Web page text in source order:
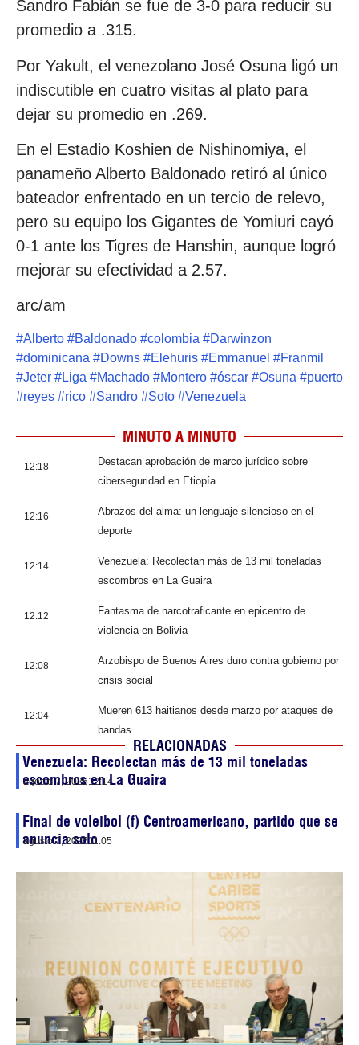
Sandro Fabián se fue de 3-0 para reducir su
promedio a .315.
Por Yakult, el venezolano José Osuna ligó un
indiscutible en cuatro visitas al plato para
dejar su promedio en .269.
En el Estadio Koshien de Nishinomiya, el
panameño Alberto Baldonado retiró al único
bateador enfrentado en un tercio de relevo,
pero su equipo los Gigantes de Yomiuri cayó
0-1 ante los Tigres de Hanshin, aunque logró
mejorar su efectividad a 2.57.
arc/am
#Alberto #Baldonado #colombia #Darwinzon
#dominicana #Downs #Elehuris #Emmanuel #Franmil
#Jeter #Liga #Machado #Montero #óscar #Osuna #puerto
#reyes #rico #Sandro #Soto #Venezuela
MINUTO A MINUTO
12:18
Destacan aprobación de marco jurídico sobre
ciberseguridad en Etiopía
12:16
Abrazos del alma: un lenguaje silencioso en el
deporte
12:14
Venezuela: Recolectan más de 13 mil toneladas
escombros en La Guaira
12:12
Fantasma de narcotraficante en epicentro de
violencia en Bolivia
12:08
Arzobispo de Buenos Aires duro contra gobierno por
crisis social
12:04
Mueren 613 haitianos desde marzo por ataques de
bandas
RELACIONADAS
Venezuela: Recolectan más de 13 mil toneladas
escombros en La Guaira
agosto 7, 202612:14
Final de voleibol (f) Centroamericano, partido que se
anuncia solo
agosto 7, 202611:05